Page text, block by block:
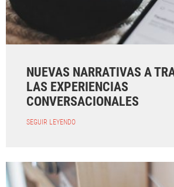
NUEVAS NARRATIVAS A
LAS EXPERIENCIAS
CONVERSACIONALES
SEGUIR LEYENDO